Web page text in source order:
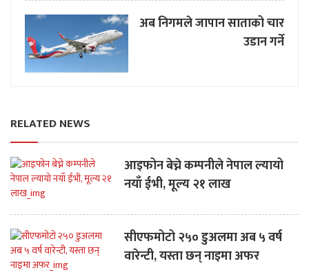
अब निगमले जापान साताको चार
उडान गर्ने
RELATED NEWS
आइफोन बेच्ने कम्पनीले नेपाल ल्यायो
नयाँ ईभी, मूल्य २१ लाख
सीएफमोटो २५० डुअलमा अब ५ वर्ष
वारेन्टी, यस्ता छन् नाइमा अफर